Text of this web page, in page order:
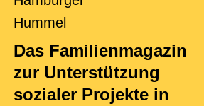
Das Familienmagazin
zur Unterstützung
sozialer Projekte in